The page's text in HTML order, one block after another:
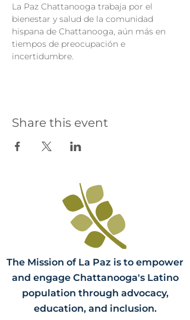
La Paz Chattanooga trabaja por el
bienestar y salud de la comunidad
hispana de Chattanooga, aún más en
tiempos de preocupación e
incertidumbre.
Share this event
The Mission of La Paz is to empower
and engage Chattanooga's Latino
population through advocacy,
education, and inclusion.